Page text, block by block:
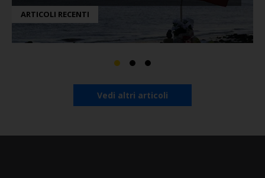
ARTICOLI RECENTI
Vedi altri articoli